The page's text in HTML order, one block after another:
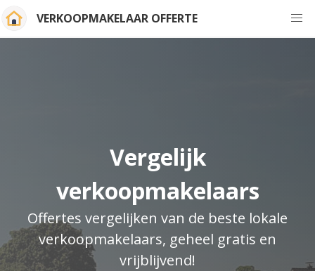
VERKOOPMAKELAAR OFFERTE
Vergelijk
verkoopmakelaars
Offertes vergelijken van de beste lokale
verkoopmakelaars, geheel gratis en
vrijblijvend!